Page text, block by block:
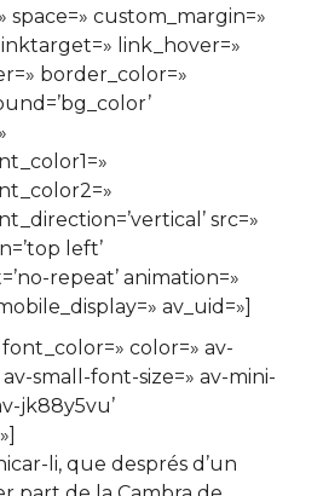
custom_margin=»
link_hover=»
border_color=»
src=»
left’
repeat’ animation=»
av_uid=»]
color=» av-
small-font-size=» av-mini-
jk88y5vu’
li, que després d’un